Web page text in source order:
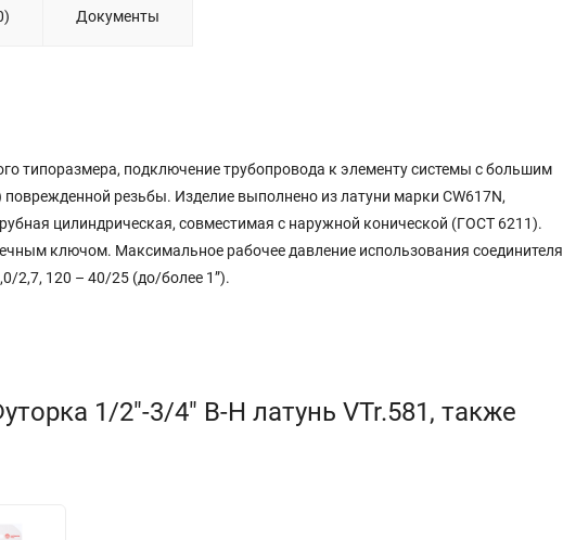
Документы
типоразмера, подключение трубопровода к элементу системы с большим
резьбы. Изделие выполнено из латуни марки CW617N,
цилиндрическая, совместимая с наружной конической (ГОСТ 6211).
ключом. Максимальное рабочее давление использования соединителя
2,7, 120 – 40/25 (до/более 1”).
1/2"-3/4" В-Н латунь VTr.581, также